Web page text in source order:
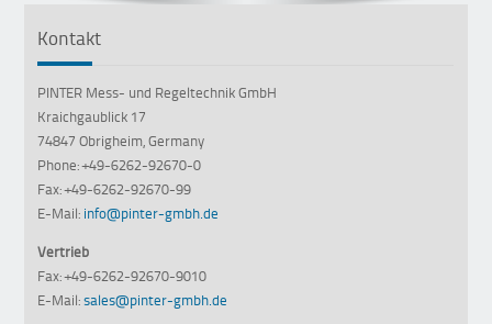
Kontakt
PINTER Mess- und Regeltechnik GmbH
Kraichgaublick 17
74847 Obrigheim, Germany
Phone: +49-6262-92670-0
Fax: +49-6262-92670-99
E-Mail: info@pinter-gmbh.de
Vertrieb
Fax: +49-6262-92670-9010
E-Mail:sales@pinter-gmbh.de